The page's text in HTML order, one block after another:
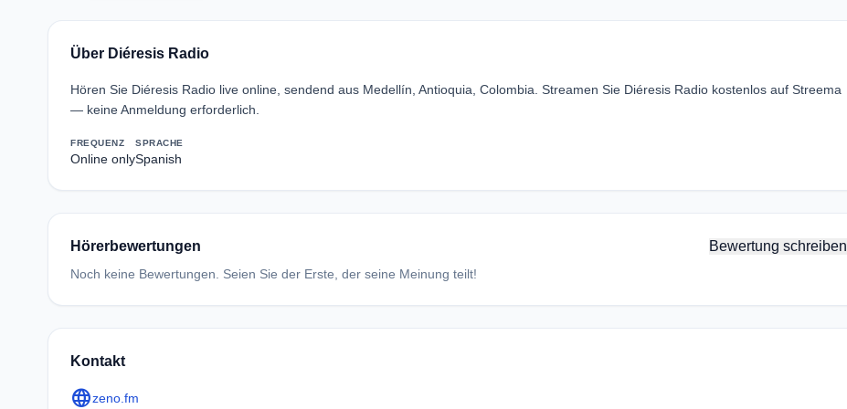
Über Diéresis Radio
Hören Sie Diéresis Radio live online, sendend aus Medellín, Antioquia, Colombia. Streamen Sie Diéresis Radio kostenlos auf Streema
— keine Anmeldung erforderlich.
FREQUENZ
Online only
SPRACHE
Spanish
Hörerbewertungen Bewertung schreiben
Noch keine Bewertungen. Seien Sie der Erste, der seine Meinung teilt!
Kontakt
languagezeno.fm